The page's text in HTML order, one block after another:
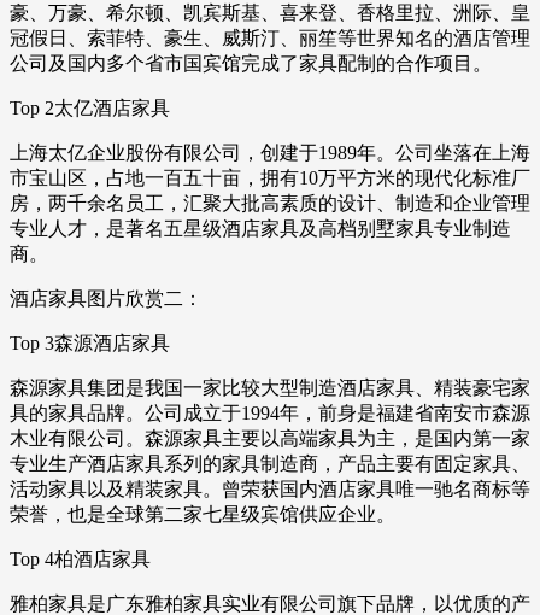
豪、万豪、希尔顿、凯宾斯基、喜来登、香格里拉、洲际、皇
冠假日、索菲特、豪生、威斯汀、丽笙等世界知名的酒店管理
公司及国内多个省市国宾馆完成了家具配制的合作项目。
Top 2太亿酒店家具
上海太亿企业股份有限公司，创建于1989年。公司坐落在上海
市宝山区，占地一百五十亩，拥有10万平方米的现代化标准厂
房，两千余名员工，汇聚大批高素质的设计、制造和企业管理
专业人才，是著名五星级酒店家具及高档别墅家具专业制造
商。
酒店家具图片欣赏二：
Top 3森源酒店家具
森源家具集团是我国一家比较大型制造酒店家具、精装豪宅家
具的家具品牌。公司成立于1994年，前身是福建省南安市森源
木业有限公司。森源家具主要以高端家具为主，是国内第一家
专业生产酒店家具系列的家具制造商，产品主要有固定家具、
活动家具以及精装家具。曾荣获国内酒店家具唯一驰名商标等
荣誉，也是全球第二家七星级宾馆供应企业。
Top 4柏酒店家具
雅柏家具是广东雅柏家具实业有限公司旗下品牌，以优质的产